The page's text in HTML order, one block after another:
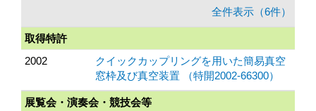
全件表示（6件）
取得特許
2002
クイックカップリングを用いた簡易真空
窓枠及び真空装置 （特開2002-66300）
展覧会・演奏会・競技会等